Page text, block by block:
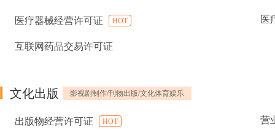
医疗器械经营许可证 HOT 医
互联网药品交易许可证
文化出版 影视剧制作/刊物出版/文化体育娱乐
出版物经营许可证 HOT 营